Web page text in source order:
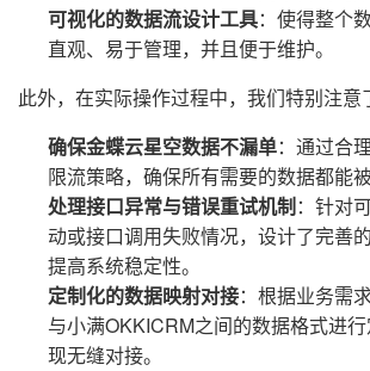
可视化的数据流设计工具：使得整个
直观、易于管理，并且便于维护。
此外，在实际操作过程中，我们特别注意
确保金蝶云星空数据不漏单：通过合
限流策略，确保所有需要的数据都能
处理接口异常与错误重试机制：针对
动或接口调用失败情况，设计了完善
提高系统稳定性。
定制化的数据映射对接：根据业务需
与小满OKKICRM之间的数据格式进
现无缝对接。